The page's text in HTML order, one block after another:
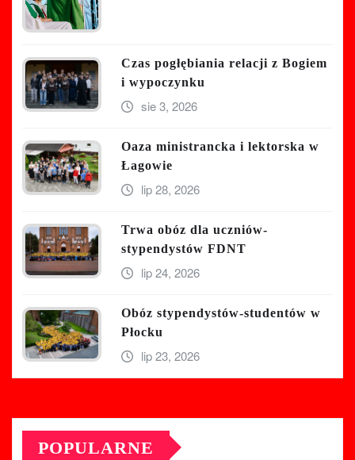
Czas pogłębiania relacji z Bogiem
i wypoczynku
sie 3, 2026
Oaza ministrancka i lektorska w
Łagowie
lip 28, 2026
Trwa obóz dla uczniów-
stypendystów FDNT
lip 24, 2026
Obóz stypendystów-studentów w
Płocku
lip 23, 2026
POPULARNE